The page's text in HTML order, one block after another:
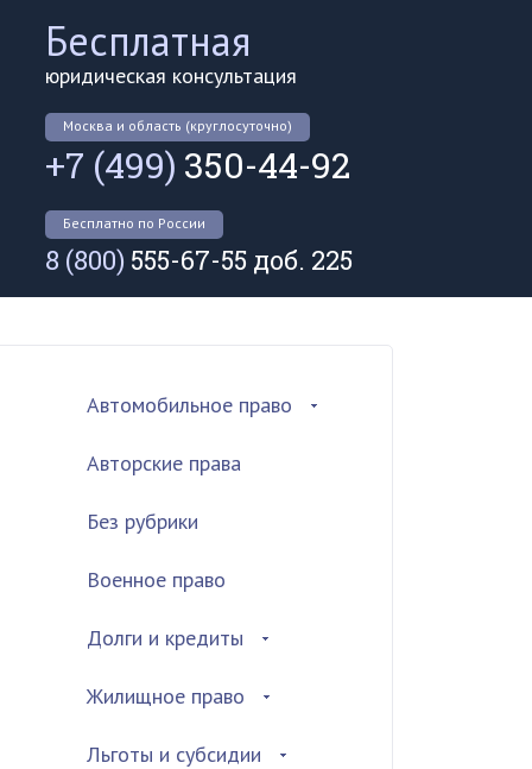
Бесплатная
юридическая консультация
Москва и область (круглосуточно)
+7 (499) 350-44-92
Бесплатно по России
8 (800) 555-67-55 доб. 225
Автомобильное право
Авторские права
Без рубрики
Военное право
Долги и кредиты
Жилищное право
Льготы и субсидии